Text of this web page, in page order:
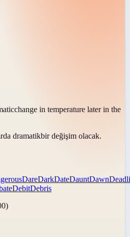
change in temperature later in the
dramatikbir değişim olacak.
DareDarkDateDauntDawn
DebitDebris